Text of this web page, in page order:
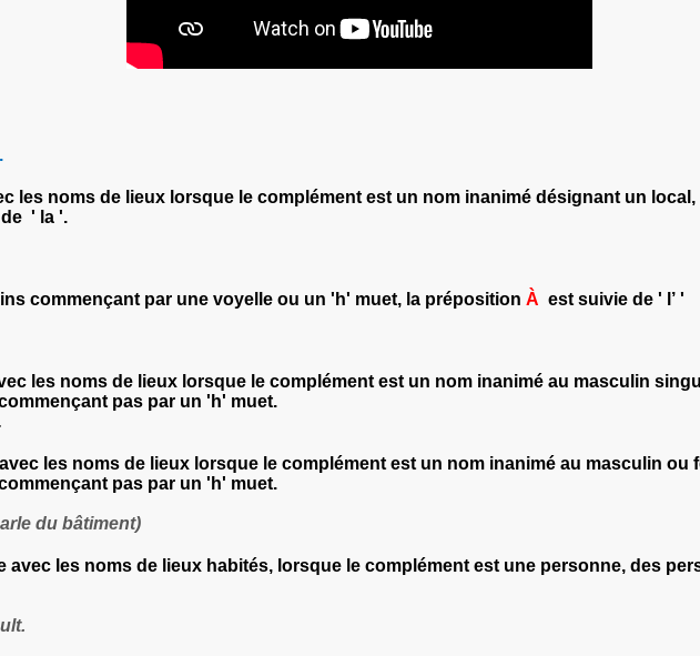
les noms de lieux lorsque le complément est un nom inanimé désignant un
' la '.
commençant par une voyelle ou un 'h' muet, la préposition À est suivie de ' l’ '
les noms de lieux lorsque le complément est un nom inanimé au masculin
pas par un 'h' muet.
les noms de lieux lorsque le complément est un nom inanimé au masculin ou
pas par un 'h' muet.
du bâtiment)
avec les noms de lieux habités, lorsque le complément est une personne, des